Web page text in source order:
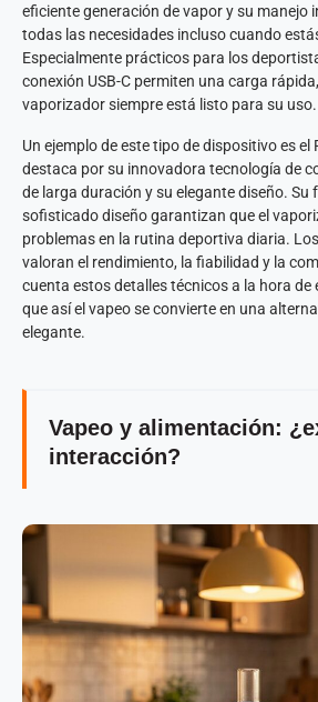
eficiente generación de vapor y su manejo
todas las necesidades incluso cuando
Especialmente prácticos para los
conexión USB-C permiten una carga
vaporizador siempre está listo para su uso.
Un ejemplo de este tipo de dispositivo es el
destaca por su innovadora tecnología de
de larga duración y su elegante diseño. Su
sofisticado diseño garantizan que el
problemas en la rutina deportiva diaria.
valoran el rendimiento, la fiabilidad y la
cuenta estos detalles técnicos a la hora de
que así el vapeo se convierte en una
elegante.
Vapeo y alimentación:
interacción?